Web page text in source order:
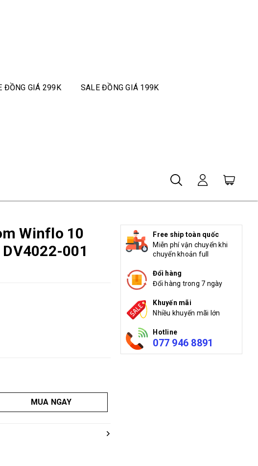
ĐỒNG GIÁ 299K SALE ĐỒNG GIÁ 199K
Winflo 10
001
MUA NGAY
Free ship toàn quốc
Miễn phí vận chuyển khi
chuyển khoản full
Đổi hàng
Đổi hàng trong 7 ngày
Khuyến mãi
Nhiều khuyến mãi lớn
Hotline
077 946 8891